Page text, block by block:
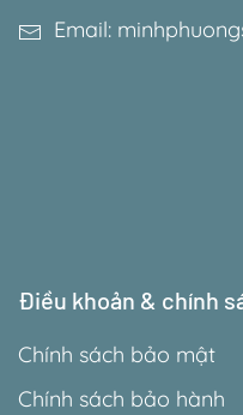
Email:
Điều khoản & chính
Chính sách bảo mật
Chính sách bảo hành